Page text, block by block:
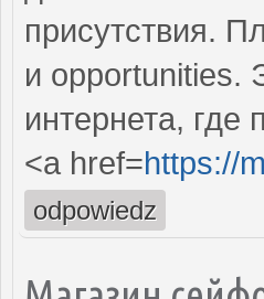
присутствия.
и opportunities.
интернета, где
<a href=https://
odpowiedz